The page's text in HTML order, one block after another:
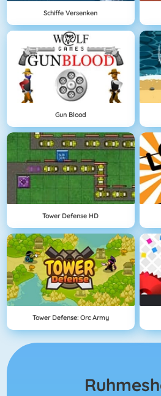
Schiffe Versenken
Gun Blood
Tower Defense HD
Tower Defense: Orc Army